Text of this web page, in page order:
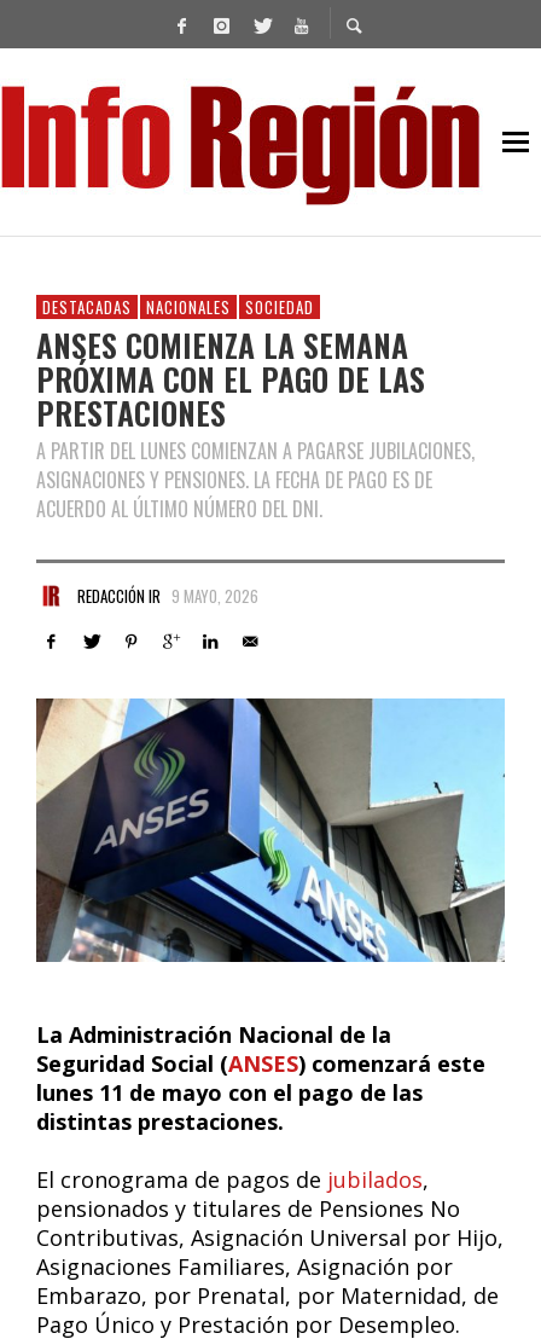
DESTACADAS NACIONALES SOCIEDAD
ANSES COMIENZA LA SEMANA
PRÓXIMA CON EL PAGO DE LAS
PRESTACIONES
A PARTIR DEL LUNES COMIENZAN A PAGARSE JUBILACIONES,
ASIGNACIONES Y PENSIONES. LA FECHA DE PAGO ES DE
ACUERDO AL ÚLTIMO NÚMERO DEL DNI.
REDACCIÓN IR 9 MAYO, 2026
La Administración Nacional de la
Seguridad Social (ANSES) comenzará este
lunes 11 de mayo con el pago de las
distintas prestaciones.
El cronograma de pagos de jubilados,
pensionados y titulares de Pensiones No
Contributivas, Asignación Universal por Hijo,
Asignaciones Familiares, Asignación por
Embarazo, por Prenatal, por Maternidad, de
Pago Único y Prestación por Desempleo.